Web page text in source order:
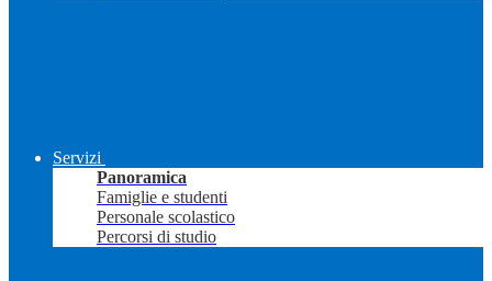
Servizi
Panoramica
Famiglie e studenti
Personale scolastico
Percorsi di studio